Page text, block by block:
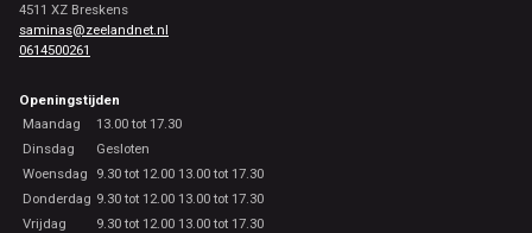
4511 XZ Breskens
saminas@zeelandnet.nl
0614500261
Openingstijden
Maandag
13.00 tot 17.30
Dinsdag
Gesloten
Woensdag
9.30 tot 12.00 13.00 tot 17.30
Donderdag 9.30 tot 12.00 13.00 tot 17.30
Vrijdag
9.30 tot 12.00 13.00 tot 17.30